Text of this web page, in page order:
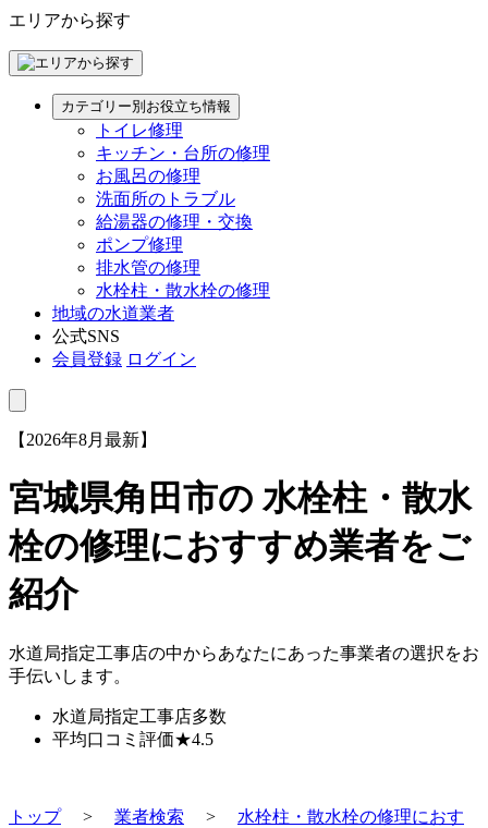
エリアから探す
カテゴリー別お役立ち情報
トイレ修理
キッチン・台所の修理
お風呂の修理
洗面所のトラブル
給湯器の修理・交換
ポンプ修理
排水管の修理
水栓柱・散水栓の修理
地域の水道業者
公式SNS
会員登録 ログイン
【2026年8月最新】
宮城県角田市の 水栓柱・散水
栓の修理におすすめ業者をご
紹介
水道局指定工事店の中からあなたにあった事業者の選択をお
手伝いします。
水道局指定工事店多数
平均口コミ評価★4.5
トップ> 業者検索 > 水栓柱・散水栓の修理におす